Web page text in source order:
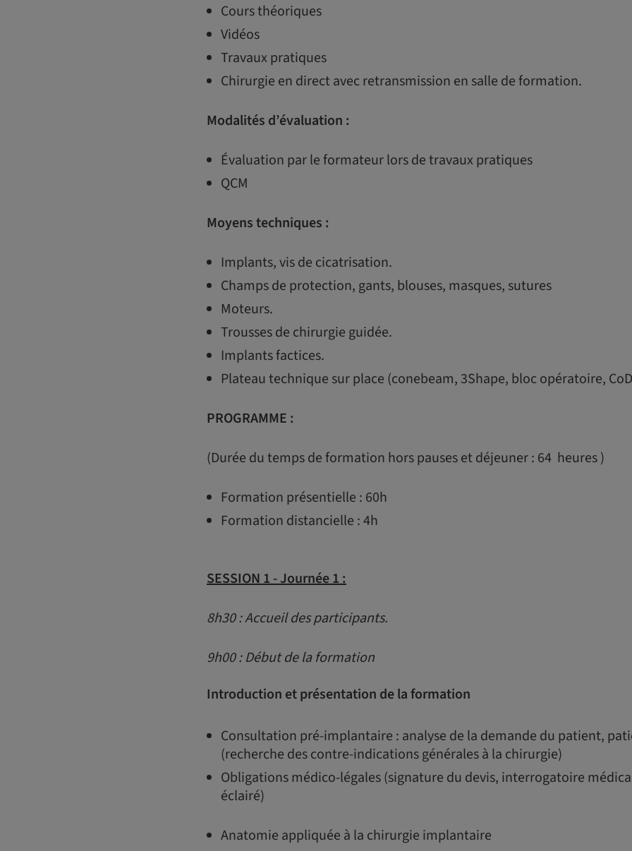
Cours théoriques
Vidéos
Travaux pratiques
Chirurgie en direct avec retransmission en salle de formation.
Modalités d’évaluation :
Évaluation par le formateur lors de travaux pratiques
QCM
Moyens techniques :
Implants, vis de cicatrisation.
Champs de protection, gants, blouses, masques, sutures
Moteurs.
Trousses de chirurgie guidée.
Implants factices.
Plateau technique sur place (conebeam, 3Shape, bloc opératoire,
PROGRAMME :
(Durée du temps de formation hors pauses et déjeuner : 64 heures )
Formation présentielle : 60h
Formation distancielle : 4h
SESSION 1 -Journée 1 :
8h30 : Accueil des participants.
9h00 : Début de la formation
Introduction et présentation de la formation
Consultation pré-implantaire : analyse de la demande du patient,
(recherche des contre-indications générales à la chirurgie)
Obligations médico-légales (signature du devis, interrogatoire
éclairé)
Anatomie appliquée à la chirurgie implantaire